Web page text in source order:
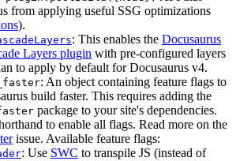
from applying useful SSG optimizations
).
: This enables the Docusaurus
Layers plugin with pre-configured layers
to apply by default for Docusaurus v4.
: An object containing feature flags to
build faster. This requires adding the
package to your site's dependencies.
to enable all flags. Read more on the
issue. Available feature flags:
: Use SWC to transpile JS (instead of